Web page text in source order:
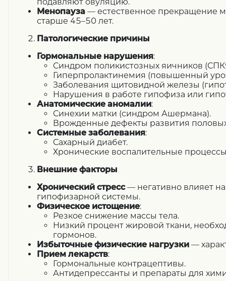
Менопауза — естественное прекращение
старше 45–50 лет.
Патологические причины
Гормональные нарушения:
Синдром поликистозных яичников
Гиперпролактинемия (повышенный
Заболевания щитовидной железы
Нарушения в работе гипофиза или
Анатомические аномалии:
Синехии матки (синдром Ашермана).
Врожденные дефекты развития
Системные заболевания:
Сахарный диабет.
Хронические воспалительные
Внешние факторы
Хронический стресс— негативно влияет
гипофизарной системы.
Физическое истощение:
Резкое снижение массы тела.
Низкий процент жировой ткани,
гормонов.
Избыточные физические нагрузки —
Прием лекарств:
Гормональные контрацептивы.
Антидепрессанты и препараты для